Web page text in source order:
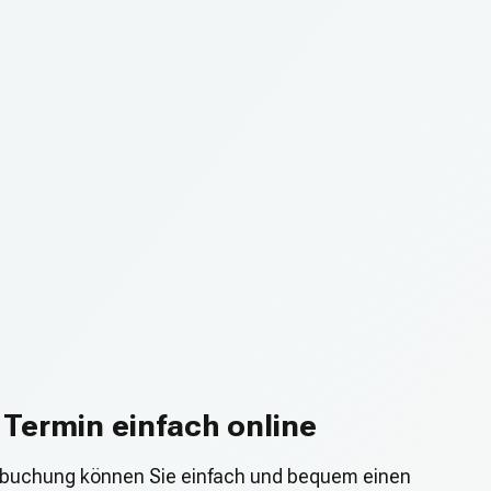
einfach online
können Sie einfach und bequem einen